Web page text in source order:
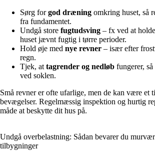
Sørg forgod dræning omkring huset, så
fra fundamentet.
Undgå store fugtudsving – fx ved at
huset jævnt fugtig i tørre perioder.
Hold øje med nye revner – især efter
regn.
Tjek, at tagrender og nedløb fungerer,
ved soklen.
Små revner er ofte ufarlige, men de kan være et
bevægelser. Regelmæssig inspektion og hurtig
måde at beskytte dit hus på.
Undgå overbelastning: Sådan bevarer du
tilbygninger